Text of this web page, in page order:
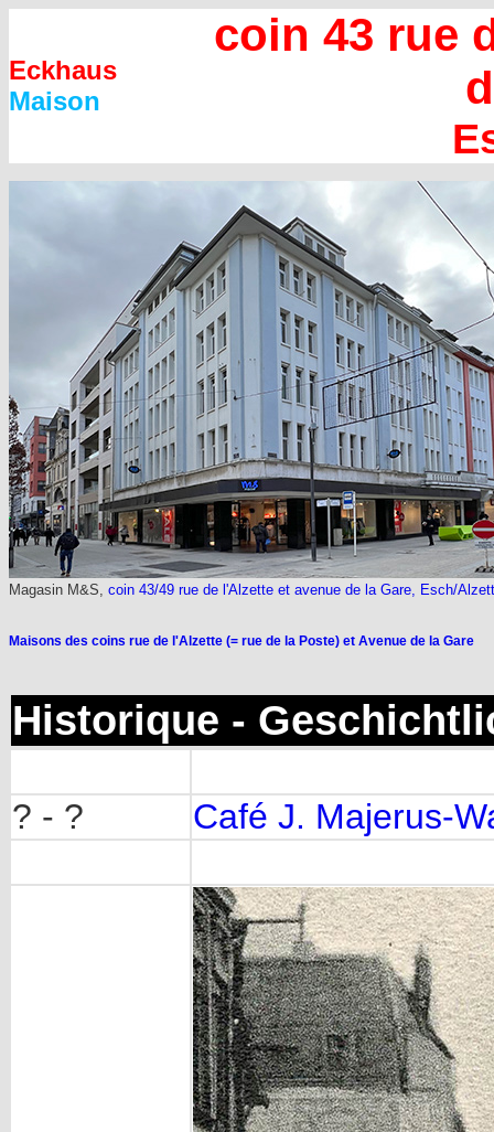
Eckhaus
Maison
coin 43 rue
Magasin M&S, coin 43/49 rue de l'Alzette et avenue de la Gare, Esch/
Maisons des coins rue de l'Alzette (= rue de la Poste) et Avenue de la Gare
Historique -
? - ? Café J. Majerus-